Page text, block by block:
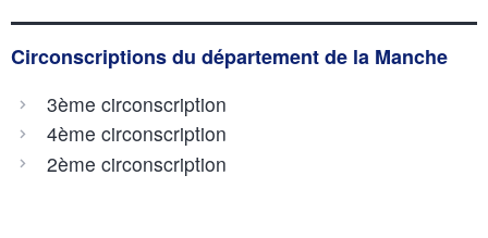
Circonscriptions du département de la Manche
3ème circonscription
4ème circonscription
2ème circonscription